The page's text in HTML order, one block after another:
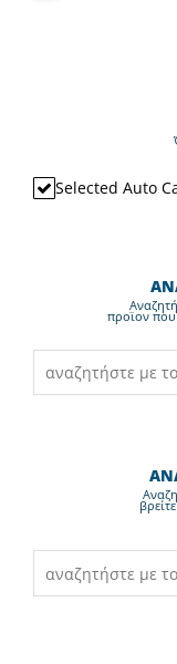
Selected Auto
προϊον που